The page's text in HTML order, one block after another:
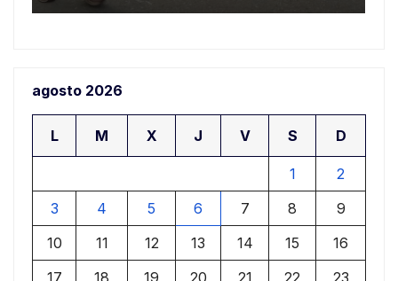
agosto 2026
L M X J V S D
1
2
3
4 5 6 7 8
9
10
11 12 13 14 15
16